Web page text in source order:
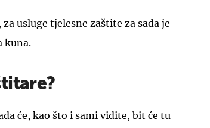
usluge tjelesne zaštite za sada je
kuna.
će, kao što i sami vidite, bit će tu